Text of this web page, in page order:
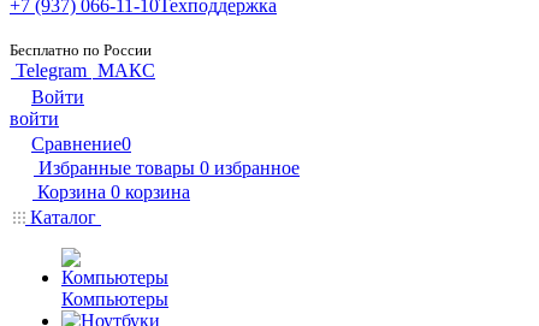
+7 (937) 066-11-10Техподдержка
Бесплатно по России
Telegram МАКС
Войти
войти
Сравнение0
Избранные товары 0 избранное
Корзина 0 корзина
Каталог
Компьютеры